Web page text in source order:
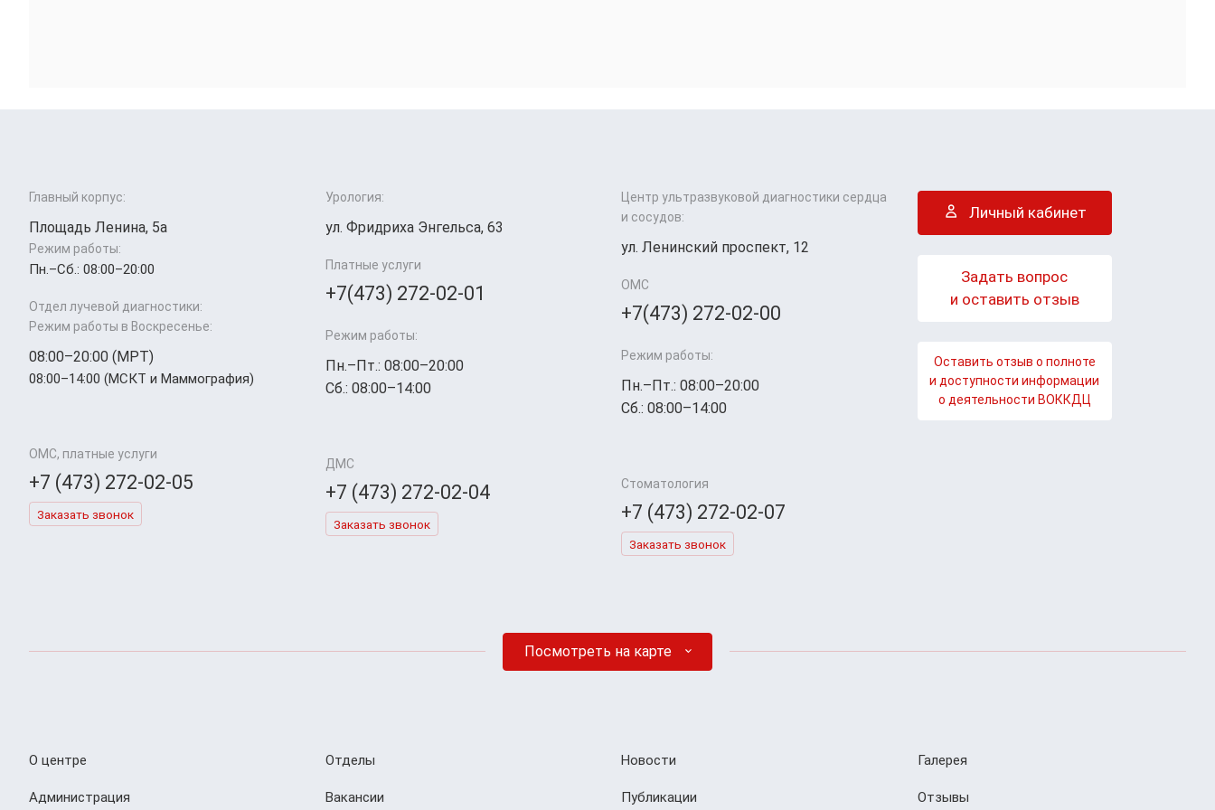
Главный корпус:
Площадь Ленина, 5а
Режим работы:
Пн.–Cб.: 08:00–20:00
Отдел лучевой диагностики:
Режим работы в Воскресенье:
08:00–20:00 (МРТ)
08:00–14:00 (МСКТ и Маммография)
ОМС, платные услуги
+7 (473) 272-02-05
Заказать звонок
Урология:
ул. Фридриха Энгельса, 63
Платные услуги
+7(473) 272-02-01
Режим работы:
Пн.–Пт.: 08:00–20:00
Сб.: 08:00–14:00
ДМС
+7 (473) 272-02-04
Заказать звонок
Центр ультразвуковой диагностики сердца
и сосудов:
ул. Ленинский проспект, 12
ОМС
+7(473) 272-02-00
Режим работы:
Пн.–Пт.: 08:00–20:00
Сб.: 08:00–14:00
Стоматология
+7 (473) 272-02-07
Заказать звонок
Личный кабинет
Задать вопрос
и оставить отзыв
Оставить отзыв о полноте
и доступности информации
о деятельности ВОККДЦ
Посмотреть на карте
О центре
Администрация
Отделы
Вакансии
Новости
Публикации
Галерея
Отзывы